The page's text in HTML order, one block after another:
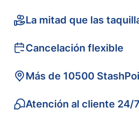
La mitad que las
Cancelación flexible
Más de 10500
Atención al cliente 24/7